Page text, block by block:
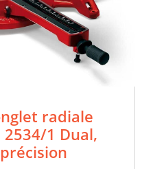
radiale
2534/1 Dual,